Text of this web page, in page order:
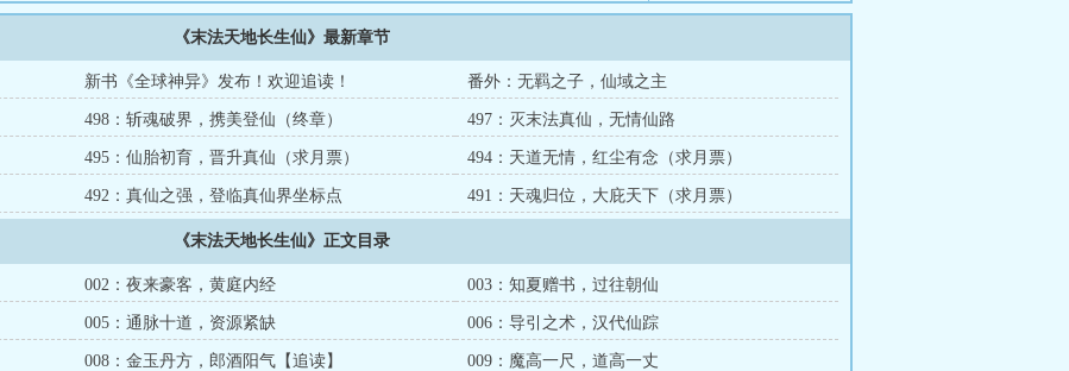
不坏大寨主》、五万高订万均《暮年修仙，我成长寿道尊》，两万高订大精《左道神
卡徒》等，质量保证）...《末法天地长生仙》最新章节
新书《全球神异》发布！欢迎追读！ 番外：无羁之子，仙域之主
498：斩魂破界，携美登仙（终章） 497：灭末法真仙，无情仙路
495：仙胎初育，晋升真仙（求月票） 494：天道无情，红尘有念（求月票）
492：真仙之强，登临真仙界坐标点 491：天魂归位，大庇天下（求月票）
《末法天地长生仙》正文目录
002：夜来豪客，黄庭内经 003：知夏赠书，过往朝仙
005：通脉十道，资源紧缺 006：导引之术，汉代仙踪
008：金玉丹方，郎酒阳气【追读】 009：魔高一尺，道高一丈